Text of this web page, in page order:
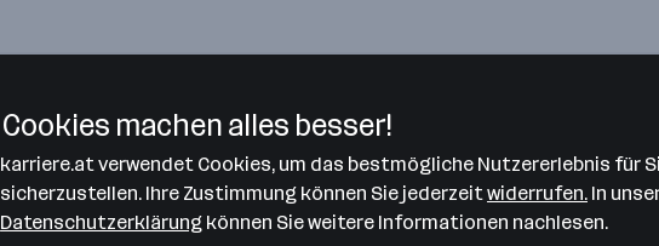
Bitte stimme unseren Cookie-
Richtlinien zu, um diese Karte
anzuzeigen.
Cookies machen alles besser!
karriere.at verwendet Cookies, um das bestmögliche Nutzererlebnis für
sicherzustellen. Ihre Zustimmung können Sie jederzeit widerrufen. In
Datenschutzerklärung können Sie weitere Informationen nachlesen.